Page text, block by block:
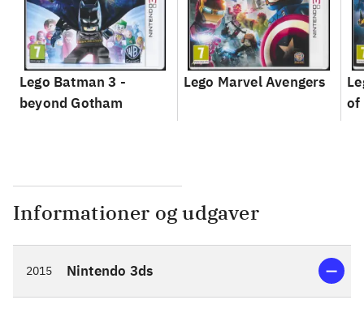
Lego Batman 3 -
beyond Gotham
Lego Marvel Avengers
of
Informationer og udgaver
2015 Nintendo 3ds